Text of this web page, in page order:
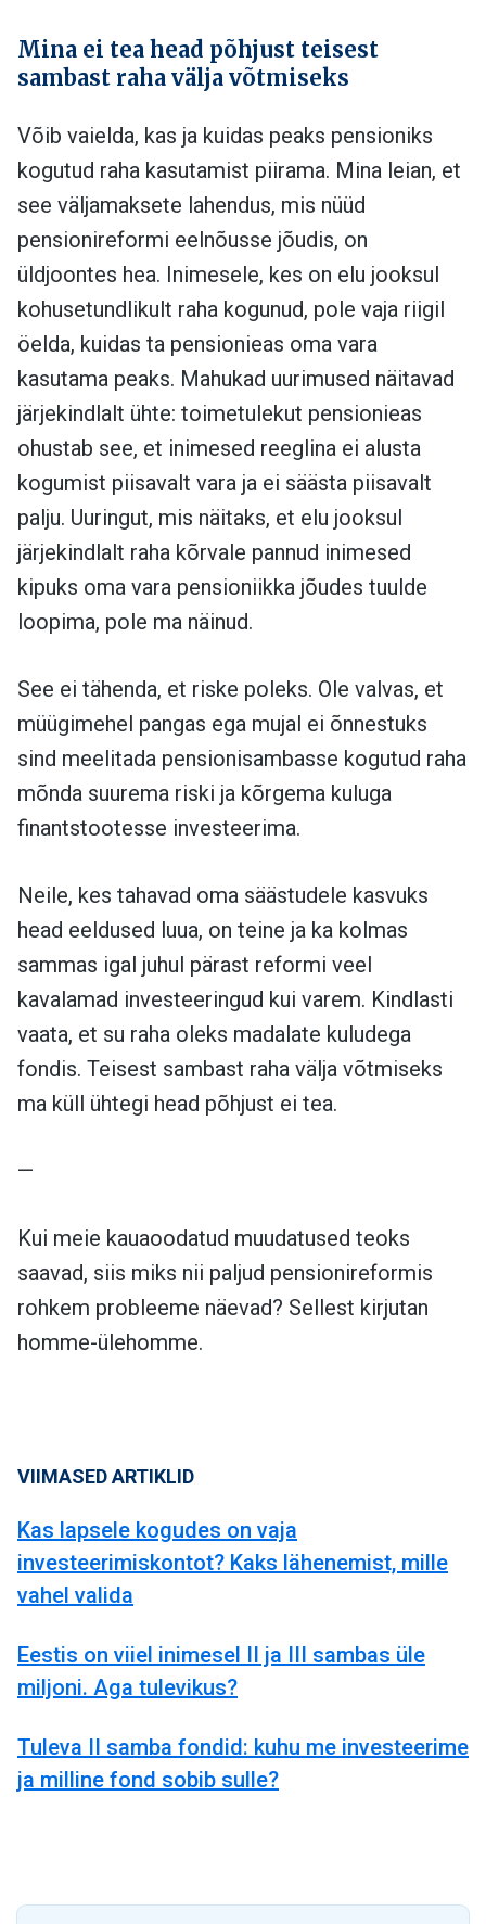
Mina ei tea head põhjust teisest
sambast raha välja võtmiseks
Võib vaielda, kas ja kuidas peaks pensioniks
kogutud raha kasutamist piirama. Mina leian, et
see väljamaksete lahendus, mis nüüd
pensionireformi eelnõusse jõudis, on
üldjoontes hea. Inimesele, kes on elu jooksul
kohusetundlikult raha kogunud, pole vaja riigil
öelda, kuidas ta pensionieas oma vara
kasutama peaks. Mahukad uurimused näitavad
järjekindlalt ühte: toimetulekut pensionieas
ohustab see, et inimesed reeglina ei alusta
kogumist piisavalt vara ja ei säästa piisavalt
palju. Uuringut, mis näitaks, et elu jooksul
järjekindlalt raha kõrvale pannud inimesed
kipuks oma vara pensioniikka jõudes tuulde
loopima, pole ma näinud.
See ei tähenda, et riske poleks. Ole valvas, et
müügimehel pangas ega mujal ei õnnestuks
sind meelitada pensionisambasse kogutud raha
mõnda suurema riski ja kõrgema kuluga
finantstootesse investeerima.
Neile, kes tahavad oma säästudele kasvuks
head eeldused luua, on teine ja ka kolmas
sammas igal juhul pärast reformi veel
kavalamad investeeringud kui varem. Kindlasti
vaata, et su raha oleks madalate kuludega
fondis. Teisest sambast raha välja võtmiseks
ma küll ühtegi head põhjust ei tea.
—
Kui meie kauaoodatud muudatused teoks
saavad, siis miks nii paljud pensionireformis
rohkem probleeme näevad? Sellest kirjutan
homme-ülehomme.
VIIMASED ARTIKLID
Kas lapsele kogudes on vaja
investeerimiskontot? Kaks lähenemist, mille
vahel valida
Eestis on viiel inimesel II ja III sambas üle
miljoni. Aga tulevikus?
Tuleva II samba fondid: kuhu me investeerime
ja milline fond sobib sulle?